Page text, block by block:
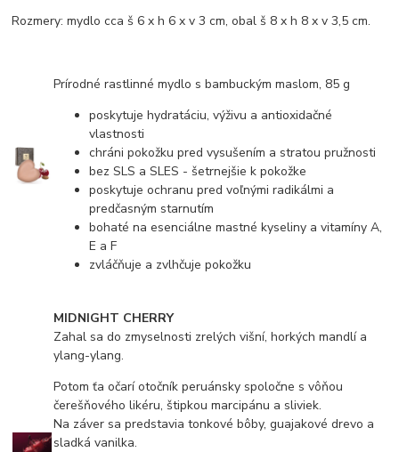
Rozmery: mydlo cca š 6 x h 6 x v 3 cm, obal š 8 x h 8 x v 3,5 cm.
Prírodné rastlinné mydlo s bambuckým maslom, 85 g
poskytuje hydratáciu, výživu a antioxidačné
vlastnosti
chráni pokožku pred vysušením a stratou pružnosti
bez SLS a SLES - šetrnejšie k pokožke
poskytuje ochranu pred voľnými radikálmi a
predčasným starnutím
bohaté na esenciálne mastné kyseliny a vitamíny A,
E a F
zvláčňuje a zvlhčuje pokožku
MIDNIGHT CHERRY
Zahal sa do zmyselnosti zrelých višní, horkých mandlí a
ylang-ylang.
Potom ťa očarí otočník peruánsky spoločne s vôňou
čerešňového likéru, štipkou marcipánu a sliviek.
Na záver sa predstavia tonkové bôby, guajakové drevo a
sladká vanilka.